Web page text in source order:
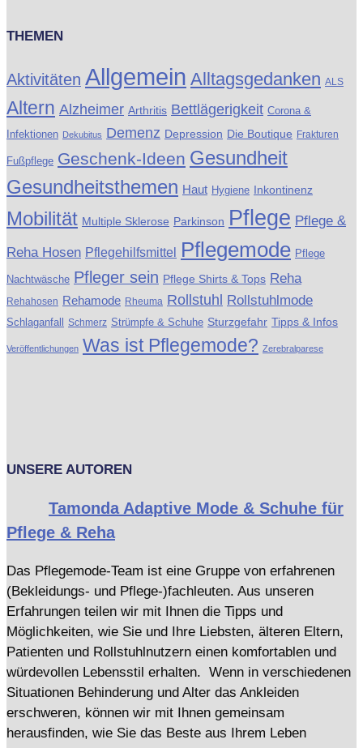
THEMEN
Aktivitäten Allgemein Alltagsgedanken ALS
Altern Alzheimer Arthritis Bettlägerigkeit Corona &
Infektionen Dekubitus Demenz Depression Die Boutique Frakturen
Fußpflege Geschenk-Ideen Gesundheit
Gesundheitsthemen Haut Hygiene Inkontinenz
Mobilität Multiple Sklerose Parkinson Pflege Pflege &
Reha Hosen Pflegehilfsmittel Pflegemode Pflege
Nachtwäsche Pfleger sein Pflege Shirts & Tops Reha
Rehahosen Rehamode Rheuma Rollstuhl Rollstuhlmode
Schlaganfall Schmerz Strümpfe & Schuhe Sturzgefahr Tipps & Infos
Veröffentlichungen Was ist Pflegemode? Zerebralparese
UNSERE AUTOREN
Tamonda Adaptive Mode & Schuhe für
Pflege & Reha
Das Pflegemode-Team ist eine Gruppe von erfahrenen
(Bekleidungs- und Pflege-)fachleuten. Aus unseren
Erfahrungen teilen wir mit Ihnen die Tipps und
Möglichkeiten, wie Sie und Ihre Liebsten, älteren Eltern,
Patienten und Rollstuhlnutzern einen komfortablen und
würdevollen Lebensstil erhalten. Wenn in verschiedenen
Situationen Behinderung und Alter das Ankleiden
erschweren, können wir mit Ihnen gemeinsam
herausfinden, wie Sie das Beste aus Ihrem Leben